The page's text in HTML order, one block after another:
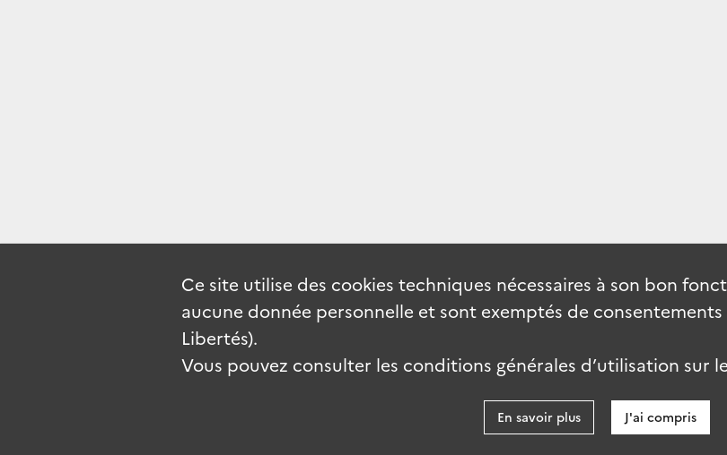
Ce site utilise des cookies techniques nécessaires à son bon
aucune donnée personnelle et sont exemptés de
Libertés).
Vous pouvez consulter les conditions générales d’utilisation sur
En savoir plus J'ai compris